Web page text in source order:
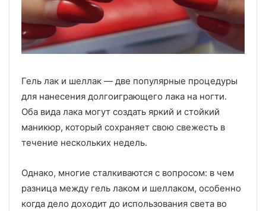
Гель лак и шеллак — две популярные процедуры
для нанесения долгоиграющего лака на ногти.
Оба вида лака могут создать яркий и стойкий
маникюр, который сохраняет свою свежесть в
течение нескольких недель.
Однако, многие сталкиваются с вопросом: в чем
разница между гель лаком и шеллаком, особенно
когда дело доходит до использования света во